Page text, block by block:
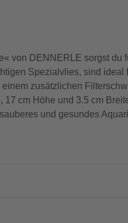
von DENNERLE sorgst
Spezialvlies, sind
zusätzlichen
cm Höhe und 3.5 cm
und gesundes